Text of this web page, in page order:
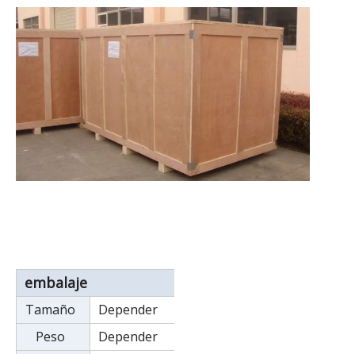
embalaje
Tamaño
Depender
Peso
Depender